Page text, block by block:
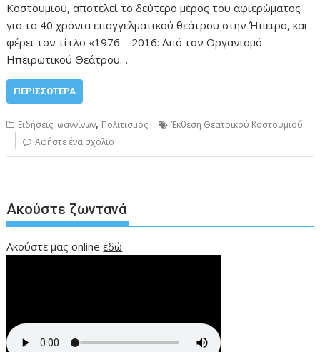
Κοστουμιού, αποτελεί το δεύτερο μέρος του αφιερώματος
για τα 40 χρόνια επαγγελματικού θεάτρου στην Ήπειρο, και
φέρει τον τίτλο «1976 – 2016: Από τον Οργανισμό
Ηπειρωτικού Θεάτρου…
ΠΕΡΙΣΣΌΤΕΡΑ
Ειδήσεις Ιωαννίνων, Πολιτισμός
Έκθεση Θεατρικού Κοστουμιού
Αφήστε ένα σχόλιο
Ακούστε ζωντανά
Ακούστε μας onlineεδώ